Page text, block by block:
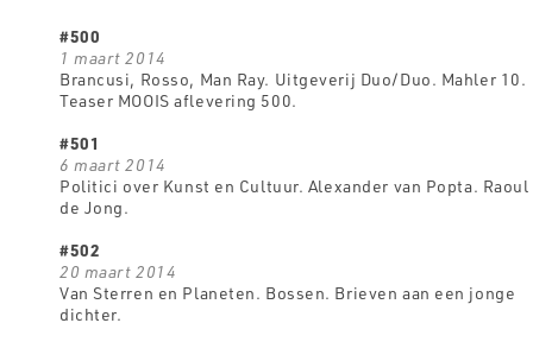
#500
1 maart 2014
Brancusi, Rosso, Man Ray. Uitgeverij Duo/Duo. Mahler 10.
Teaser MOOIS aflevering 500.
#501
6 maart 2014
Politici over Kunst en Cultuur. Alexander van Popta. Raoul
de Jong.
#502
20 maart 2014
Van Sterren en Planeten. Bossen. Brieven aan een jonge
dichter.